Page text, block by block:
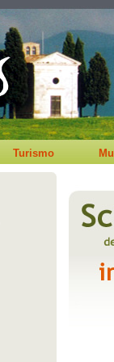
Turismo